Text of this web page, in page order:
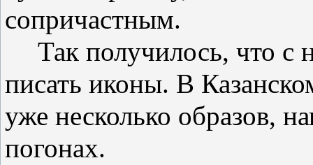
сопричастным.
Так получилось, что с
писать иконы. В
уже несколько образов,
погонах.